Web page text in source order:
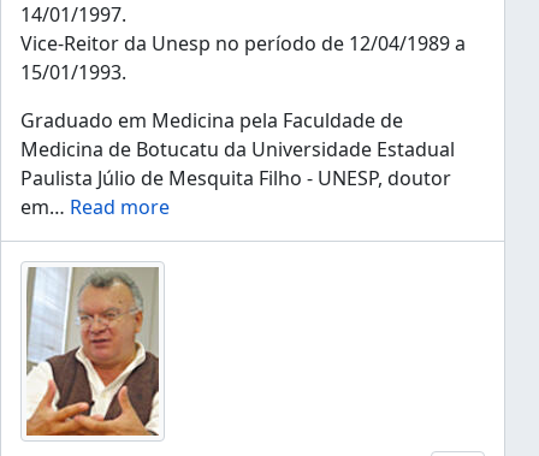
14/01/1997.
Vice-Reitor da Unesp no período de 12/04/1989 a
15/01/1993.
Graduado em Medicina pela Faculdade de
Medicina de Botucatu da Universidade Estadual
Paulista Júlio de Mesquita Filho - UNESP, doutor
em… Read more